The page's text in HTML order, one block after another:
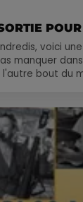
voici
manquer
bout du